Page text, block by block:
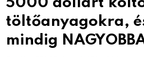
5000 dollárt
töltőanyagokra,
mindig